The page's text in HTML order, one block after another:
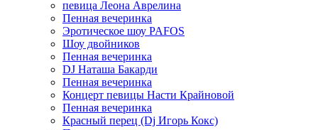
певица Леона Аврелина
Пенная вечеринка
Эротическое шоу PAFOS
Шоу двойников
Пенная вечеринка
DJ Наташа Бакарди
Пенная вечеринка
Концерт певицы Насти Крайновой
Пенная вечеринка
Красный перец (Dj Игорь Кокс)